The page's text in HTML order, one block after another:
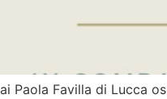
Paola Favilla di Lucca